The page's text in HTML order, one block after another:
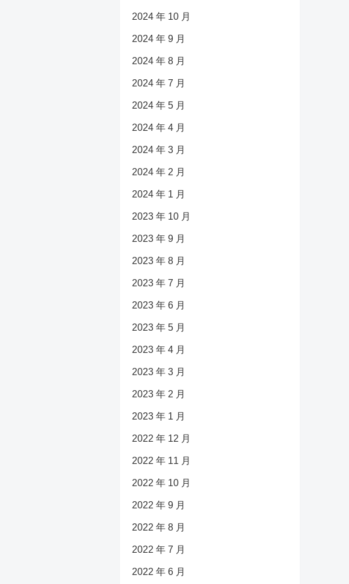
2024 年 10 月
2024 年 9 月
2024 年 8 月
2024 年 7 月
2024 年 5 月
2024 年 4 月
2024 年 3 月
2024 年 2 月
2024 年 1 月
2023 年 10 月
2023 年 9 月
2023 年 8 月
2023 年 7 月
2023 年 6 月
2023 年 5 月
2023 年 4 月
2023 年 3 月
2023 年 2 月
2023 年 1 月
2022 年 12 月
2022 年 11 月
2022 年 10 月
2022 年 9 月
2022 年 8 月
2022 年 7 月
2022 年 6 月